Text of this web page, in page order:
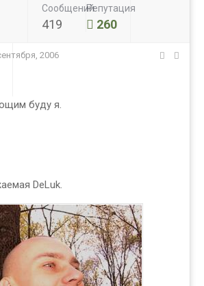
Сообщений
419
Репутация
260
2006
буду я.
DeLuk.